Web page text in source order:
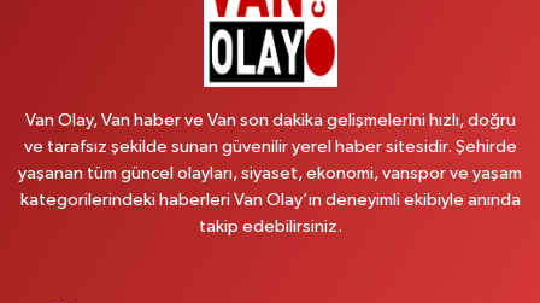
Van Olay, Van haber ve Van son dakika gelişmelerini hızlı, doğru
ve tarafsız şekilde sunan güvenilir yerel haber sitesidir. Şehirde
yaşanan tüm güncel olayları, siyaset, ekonomi, vanspor ve yaşam
kategorilerindeki haberleri Van Olay’ın deneyimli ekibiyle anında
takip edebilirsiniz.